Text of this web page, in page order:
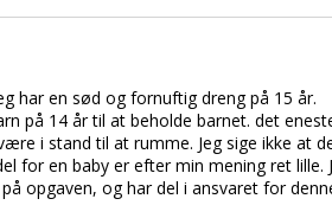
har en sød og fornuftig dreng på 15 år.
på 14 år til at beholde barnet. det
i stand til at rumme. Jeg sige ikke at
for en baby er efter min mening ret
opgaven, og har del i ansvaret for